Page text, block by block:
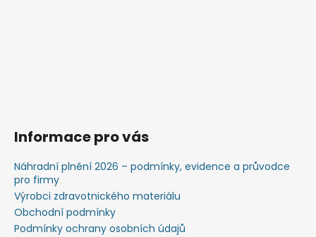
Informace pro vás
Náhradní plnění 2026 – podmínky, evidence a průvodce
pro firmy
Výrobci zdravotnického materiálu
Obchodní podmínky
Podmínky ochrany osobních údajů